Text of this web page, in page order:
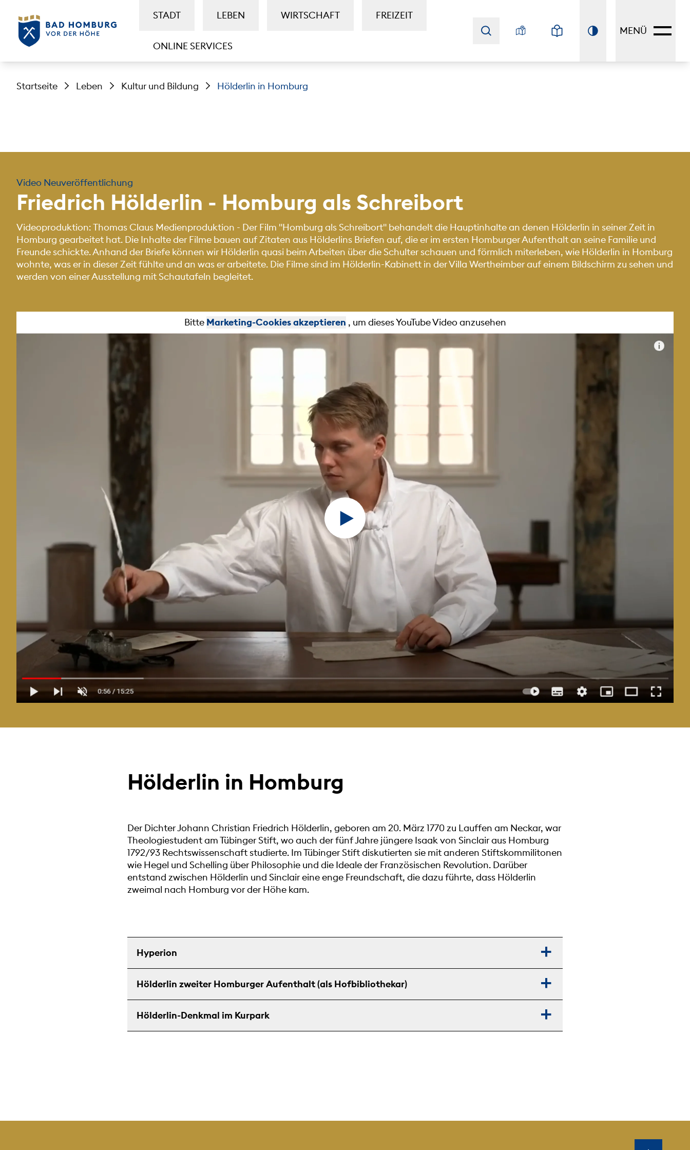
STADT LEBEN WIRTSCHAFT FREIZEIT
ONLINE SERVICES
MENÜ
Startseite Leben Kultur und Bildung Hölderlin in Homburg
Video Neuveröffentlichung
Friedrich Hölderlin - Homburg als Schreibort
Videoproduktion: Thomas Claus Medienproduktion - Der Film "Homburg als Schreibort" behandelt die Hauptinhalte an denen Hölderlin in seiner Zeit in
Homburg gearbeitet hat. Die Inhalte der Filme bauen auf Zitaten aus Hölderlins Briefen auf, die er im ersten Homburger Aufenthalt an seine Familie und
Freunde schickte. Anhand der Briefe können wir Hölderlin quasi beim Arbeiten über die Schulter schauen und förmlich miterleben, wie Hölderlin in Homburg
wohnte, was er in dieser Zeit fühlte und an was er arbeitete. Die Filme sind im Hölderlin-Kabinett in der Villa Wertheimber auf einem Bildschirm zu sehen und
werden von einer Ausstellung mit Schautafeln begleitet.
Bitte Marketing-Cookies akzeptieren , um dieses YouTube Video anzusehen
Hölderlin in Homburg
Der Dichter Johann Christian Friedrich Hölderlin, geboren am 20. März 1770 zu Lauffen am Neckar, war
Theologiestudent am Tübinger Stift, wo auch der fünf Jahre jüngere Isaak von Sinclair aus Homburg
1792/93 Rechtswissenschaft studierte. Im Tübinger Stift diskutierten sie mit anderen Stiftskommilitonen
wie Hegel und Schelling über Philosophie und die Ideale der Französischen Revolution. Darüber
entstand zwischen Hölderlin und Sinclair eine enge Freundschaft, die dazu führte, dass Hölderlin
zweimal nach Homburg vor der Höhe kam.
Hyperion
Hölderlin zweiter Homburger Aufenthalt (als Hofbibliothekar)
Hölderlin-Denkmal im Kurpark